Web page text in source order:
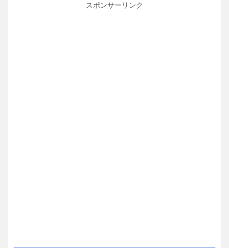
スポンサーリンク